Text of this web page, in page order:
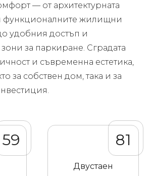
— от архитектурната
функционалните жилищни
удобния достъп и
за паркиране. Сградата
и съвременна естетика,
за собствен дом, така и за
59 81
Двустаен